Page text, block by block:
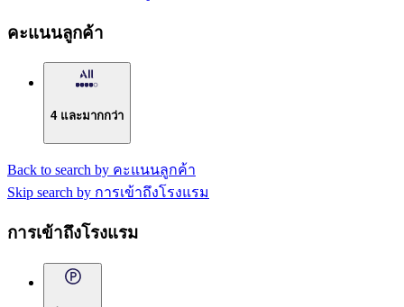
คะแนนลูกค้า
4 และมากกว่า
Back to search by คะแนนลูกค้า
Skip search by การเข้าถึงโรงแรม
การเข้าถึงโรงแรม